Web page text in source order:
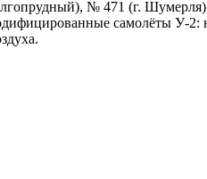
№ 471 (г.
самолёты У-